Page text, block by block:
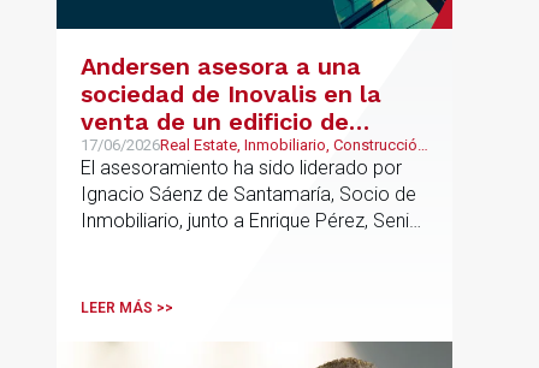
Andersen asesora a una
sociedad de Inovalis en la
venta de un edificio de
oficinas arrendado a Konecta
en Alcobendas
17/06/2026Real Estate, Inmobiliario, Construcción
y Urbanismo
El asesoramiento ha sido liderado por
Ignacio Sáenz de Santamaría, Socio de
Inmobiliario, junto a Enrique Pérez, Senior
LEER MÁS >>